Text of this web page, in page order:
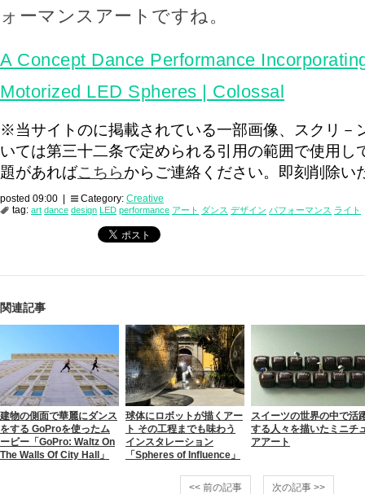
ォーマンスアートですね。
A Concept Dance Performance
Motorized LED Spheres | Colossal
※当サイトのに掲載されている一部画像、スクリ－
いては第三十二条で定められる引用の範囲で使用し
題があればこちらからご連絡ください。即刻削除い
posted 09:00 | Category: Creative
tag: art dance design LED performance アート ダンス デザイン パフォーマンス ライト
関連記事
建物の側面で華麗にダンス
をする GoProを使ったム
ービー「GoPro: Waltz On
The Walls Of City Hall」
球体にロボットが描くアー
ト その工程までも味わう
インスタレーション
「Spheres of Influence」
スイーツの世界の中で活
する人々を描いたミニチ
アアート
<< 前の記事 次の記事 >>